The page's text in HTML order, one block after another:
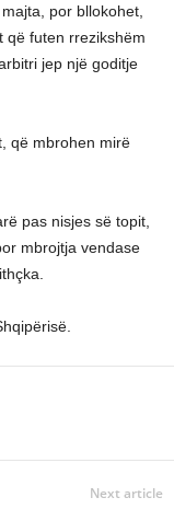
por bllokohet,
që futen rrezikshëm
jep një goditje
që mbrohen mirë
pas nisjes së topit,
mbrojtja vendase
Next article